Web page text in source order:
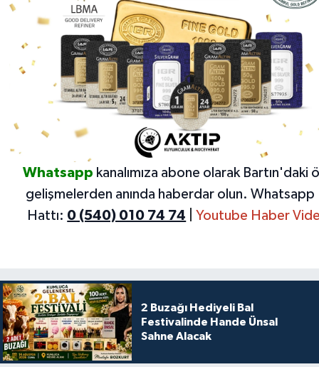
Whatsapp kanalımıza abone olarak Bartın'daki
gelişmelerden anında haberdar olun. Whatsapp
Hattı: 0 (540) 010 74 74 Youtube Haber
2 Buzağı Hediyeli Bal
Festivalinde Hande Ünsal
Sahne Alacak